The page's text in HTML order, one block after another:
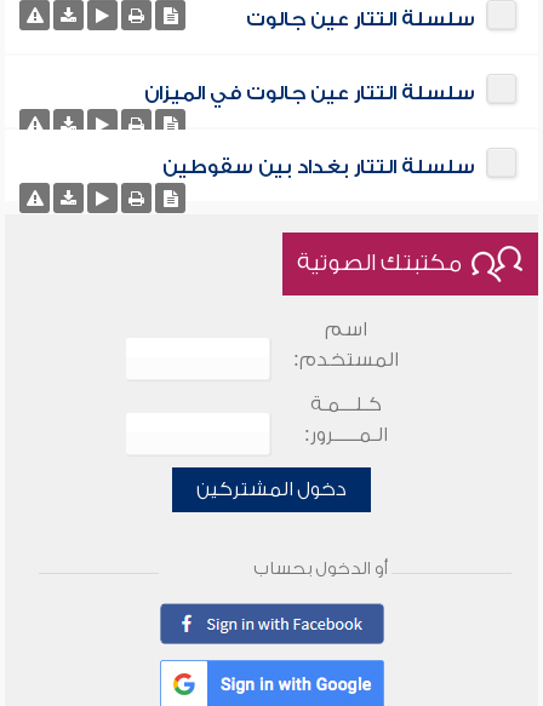
سلسلة التتار عين جالوت
سلسلة التتار عين جالوت في الميزان
سلسلة التتار بغداد بين سقوطين
مكتبتك الصوتية
اسم
المستخدم:
كـلـــمـة
الـمـــــرور:
دخول المشتركين
أو الدخول بحساب